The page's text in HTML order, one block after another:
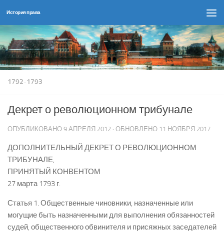
Перейти к содержимому
История права
1792-1793
Декрет о революционном трибунале
ОПУБЛИКОВАНО 9 АПРЕЛЯ 2012 · ОБНОВЛЕНО 11 НОЯБРЯ 2017
ДОПОЛНИТЕЛЬНЫЙ ДЕКРЕТ О РЕВОЛЮЦИОННОМ
ТРИБУНАЛЕ,
ПРИНЯТЫЙ КОНВЕНТОМ
27 марта 1793 г.
Статья 1. Общественные чиновники, назначенные или
могущие быть назначенными для выполнения обязанностей
судей, общественного обвинителя и присяжных заседателей